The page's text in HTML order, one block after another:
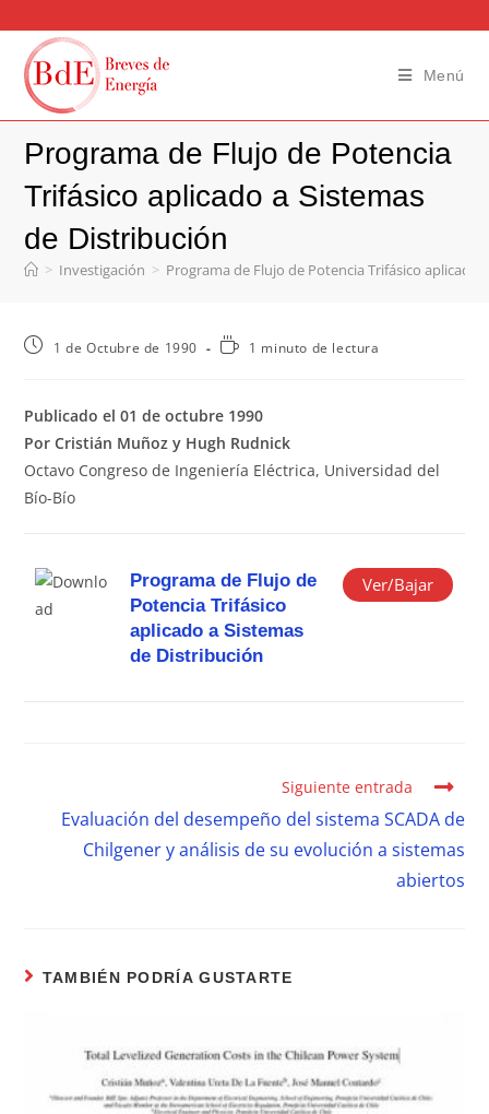
Menú
Programa de Flujo de Potencia
Trifásico aplicado a Sistemas
de Distribución
> Investigación > Programa de Flujo de Potencia Trifásico aplicado
1 de Octubre de 1990 1 minuto de lectura
Publicado el 01 de octubre 1990
Por Cristián Muñoz y Hugh Rudnick
Octavo Congreso de Ingeniería Eléctrica, Universidad del
Bío-Bío
Programa de Flujo de
Potencia Trifásico
aplicado a Sistemas
de Distribución
Ver/Bajar
Siguiente entrada
Evaluación del desempeño del sistema SCADA de
Chilgener y análisis de su evolución a sistemas
abiertos
TAMBIÉN PODRÍA GUSTARTE